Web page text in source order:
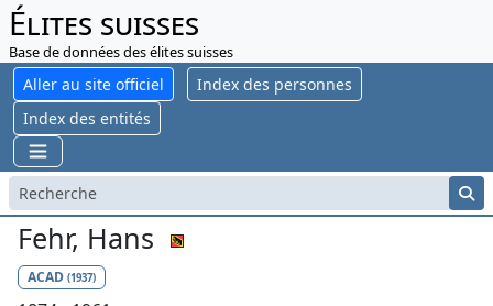
Élites suisses
Base de données des élites suisses
Aller au site officiel
Index des personnes
Index des entités
Fehr, Hans
ACAD (1937)